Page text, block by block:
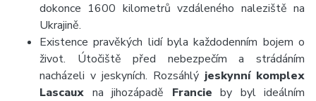
dokonce 1600 kilometrů vzdáleného naleziště na
Ukrajině.
Existence pravěkých lidí byla každodenním bojem o
život. Útočiště před nebezpečím a strádáním
nacházeli v jeskyních. Rozsáhlý jeskynní komplex
Lascaux na jihozápadě Francie by byl ideálním